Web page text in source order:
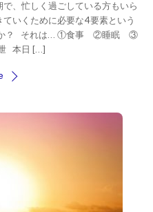
、忙しく過ごしている方もいら
いくために必要な4要素という
か？ それは… ①食事 ②睡眠 ③
本日 […]